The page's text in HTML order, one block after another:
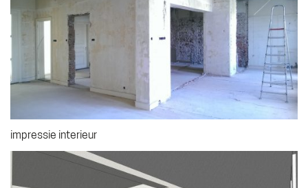
impressie interieur